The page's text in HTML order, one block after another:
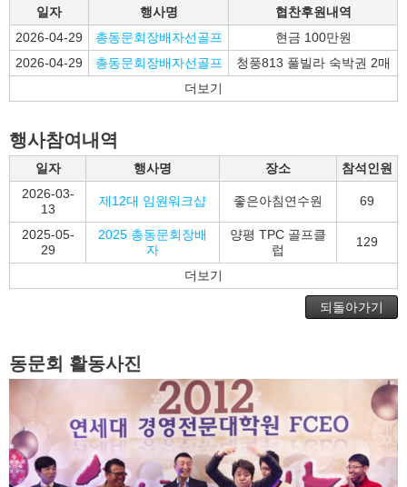
일자 행사명
협찬후원내역
2026-04-29
총동문회장배자선골프
현금 100만원
2026-04-29
총동문회장배자선골프
청풍813 풀빌라 숙박권 2매
더보기
행사참여내역
일자 행사명 장소
참석인원
2026-03-
13
제12대 임원워크샵 좋은아침연수원 69
2025-05-
29
2025 총동문회장배
자
양평 TPC 골프클
럽
129
더보기
되돌아가기
동문회 활동사진